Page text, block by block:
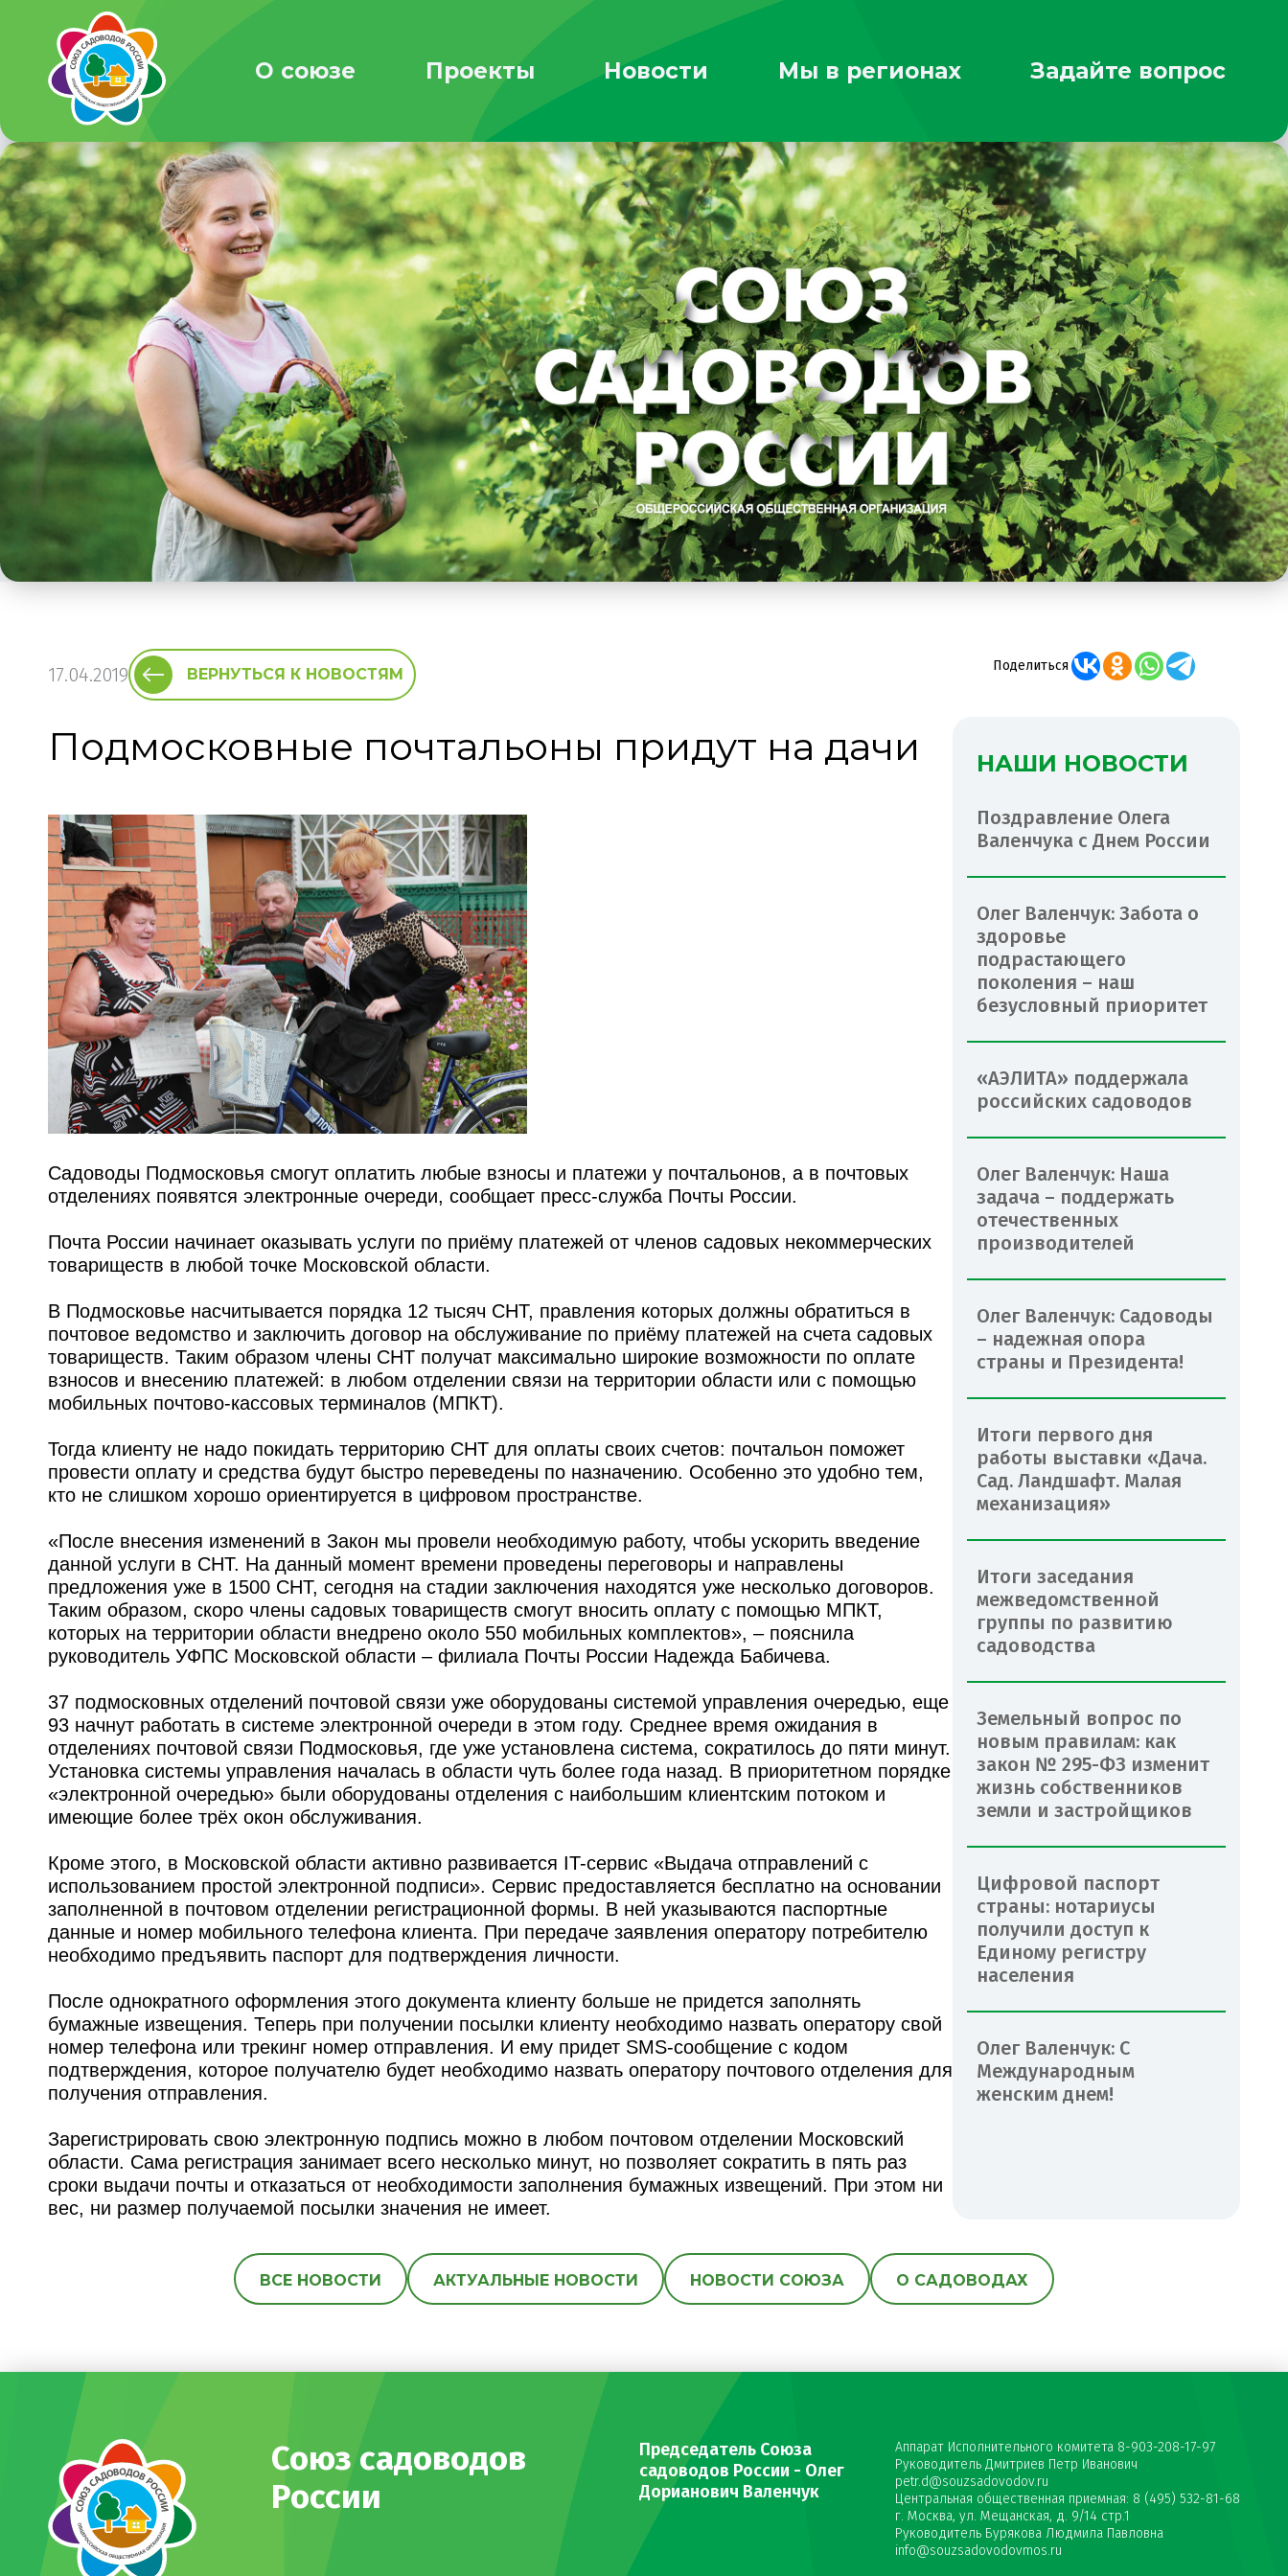
О союзе Проекты Новости Мы в регионах Задайте вопрос
17.04.2019 ВЕРНУТЬСЯ К НОВОСТЯМ
Подмосковные почтальоны придут на дачи
Садоводы Подмосковья смогут оплатить любые взносы и платежи у почтальонов, а в почтовых
отделениях появятся электронные очереди, сообщает пресс-служба Почты России.
Почта России начинает оказывать услуги по приёму платежей от членов садовых некоммерческих
товариществ в любой точке Московской области.
В Подмосковье насчитывается порядка 12 тысяч СНТ, правления которых должны обратиться в
почтовое ведомство и заключить договор на обслуживание по приёму платежей на счета садовых
товариществ. Таким образом члены СНТ получат максимально широкие возможности по оплате
взносов и внесению платежей: в любом отделении связи на территории области или с помощью
мобильных почтово-кассовых терминалов (МПКТ).
Тогда клиенту не надо покидать территорию СНТ для оплаты своих счетов: почтальон поможет
провести оплату и средства будут быстро переведены по назначению. Особенно это удобно тем,
кто не слишком хорошо ориентируется в цифровом пространстве.
«После внесения изменений в Закон мы провели необходимую работу, чтобы ускорить введение
данной услуги в СНТ. На данный момент времени проведены переговоры и направлены
предложения уже в 1500 СНТ, сегодня на стадии заключения находятся уже несколько договоров.
Таким образом, скоро члены садовых товариществ смогут вносить оплату с помощью МПКТ,
которых на территории области внедрено около 550 мобильных комплектов», – пояснила
руководитель УФПС Московской области – филиала Почты России Надежда Бабичева.
37 подмосковных отделений почтовой связи уже оборудованы системой управления очередью, еще
93 начнут работать в системе электронной очереди в этом году. Среднее время ожидания в
отделениях почтовой связи Подмосковья, где уже установлена система, сократилось до пяти минут.
Установка системы управления началась в области чуть более года назад. В приоритетном порядке
«электронной очередью» были оборудованы отделения с наибольшим клиентским потоком и
имеющие более трёх окон обслуживания.
Кроме этого, в Московской области активно развивается IT-сервис «Выдача отправлений с
использованием простой электронной подписи». Сервис предоставляется бесплатно на основании
заполненной в почтовом отделении регистрационной формы. В ней указываются паспортные
данные и номер мобильного телефона клиента. При передаче заявления оператору потребителю
необходимо предъявить паспорт для подтверждения личности.
После однократного оформления этого документа клиенту больше не придется заполнять
бумажные извещения. Теперь при получении посылки клиенту необходимо назвать оператору свой
номер телефона или трекинг номер отправления. И ему придет SMS-сообщение с кодом
подтверждения, которое получателю будет необходимо назвать оператору почтового отделения для
получения отправления.
Зарегистрировать свою электронную подпись можно в любом почтовом отделении Московский
области. Сама регистрация занимает всего несколько минут, но позволяет сократить в пять раз
сроки выдачи почты и отказаться от необходимости заполнения бумажных извещений. При этом ни
вес, ни размер получаемой посылки значения не имеет.
Поделиться
НАШИ НОВОСТИ
Поздравление Олега
Валенчука с Днем России
Олег Валенчук: Забота о
здоровье
подрастающего
поколения – наш
безусловный приоритет
«АЭЛИТА» поддержала
российских садоводов
Олег Валенчук: Наша
задача – поддержать
отечественных
производителей
Олег Валенчук: Садоводы
– надежная опора
страны и Президента!
Итоги первого дня
работы выставки «Дача.
Сад. Ландшафт. Малая
механизация»
Итоги заседания
межведомственной
группы по развитию
садоводства
Земельный вопрос по
новым правилам: как
закон № 295-ФЗ изменит
жизнь собственников
земли и застройщиков
Цифровой паспорт
страны: нотариусы
получили доступ к
Единому регистру
населения
Олег Валенчук: С
Международным
женским днем!
ВСЕ НОВОСТИ АКТУАЛЬНЫЕ НОВОСТИ НОВОСТИ СОЮЗА О САДОВОДАХ
Союз садоводов
России
Председатель Союза
садоводов России - Олег
Дорианович Валенчук
Аппарат Исполнительного комитета 8-903-208-17-97
Руководитель Дмитриев Петр Иванович
petr.d@souzsadovodov.ru
Центральная общественная приемная: 8 (495) 532-81-68
г. Москва, ул. Мещанская, д. 9/14 стр.1
Руководитель Бурякова Людмила Павловна
info@souzsadovodovmos.ru